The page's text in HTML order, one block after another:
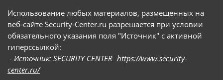
Использование любых материалов, размещенных на
веб-сайте Security-Center.ru разрешается при условии
обязательного указания поля "Источник" с активной
гиперссылкой:
- Источник: SECURITY CENTER https://www.security-
center.ru/